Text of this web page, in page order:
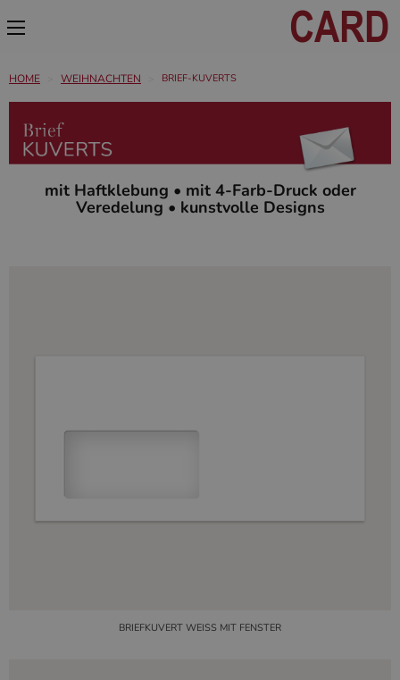
HOME WEIHNACHTEN BRIEF-KUVERTS
mit Haftklebung • mit 4-Farb-Druck oder
Veredelung • kunstvolle Designs
BRIEFKUVERT WEISS MIT FENSTER